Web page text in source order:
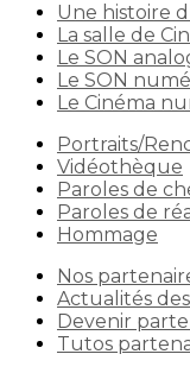
Une histoire
La salle de
Le SON
Le SON
Le Cinéma
Portraits/
Vidéothèque
Paroles de
Paroles de
Hommage
Nos
Actualités
Devenir
Tutos